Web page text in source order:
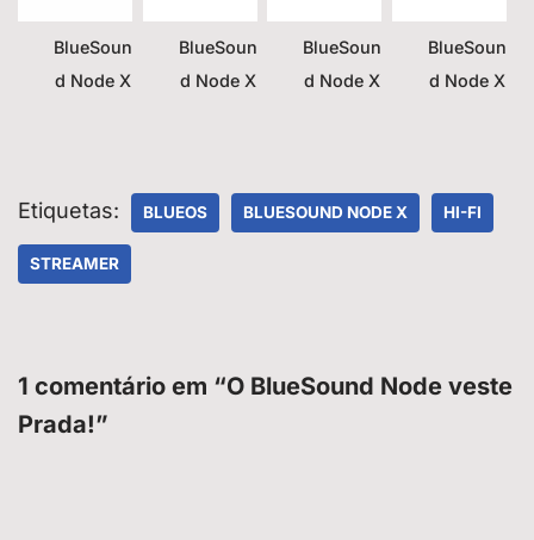
BlueSoun
d Node X
BlueSoun
d Node X
BlueSoun
d Node X
BlueSoun
d Node X
Etiquetas: BLUEOS BLUESOUND NODE X HI-FI
STREAMER
1 comentário em “O BlueSound Node veste
Prada!”